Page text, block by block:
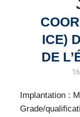
OFFRES
ICE)
DE
Implantation :
Grade/